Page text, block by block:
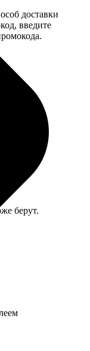
доставки
введите
берут.